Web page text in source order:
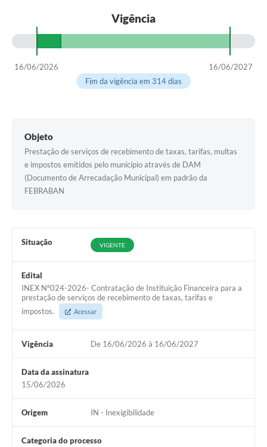
Vigência
16/06/2026
16/06/2027
Fim da vigência em 314 dias
Objeto
Prestação de serviços de recebimento de taxas, tarifas, multas
e impostos emitidos pelo município através de DAM
(Documento de Arrecadação Municipal) em padrão da
FEBRABAN
Situação VIGENTE
Edital
INEX Nº024-2026- Contratação de Instituição Financeira para a
prestação de serviços de recebimento de taxas, tarifas e
impostos.
Acessar
Vigência De 16/06/2026 à 16/06/2027
Data da assinatura
15/06/2026
Origem IN - Inexigibilidade
Categoria do processo